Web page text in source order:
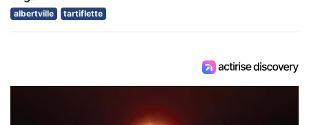
albertville tartiflette